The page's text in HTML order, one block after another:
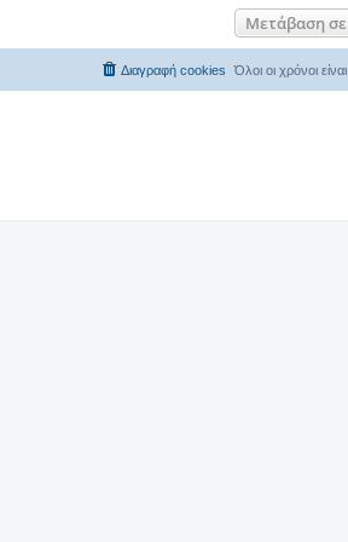
Μετάβαση σε
Όλοι οι χρόνοι είναι
Διαγραφή cookies